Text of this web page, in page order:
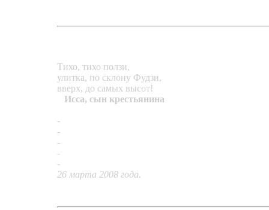
Тихо, тихо ползи,
улитка, по склону Фудзи,
вверх, до самых высот!
Исса, сын крестьянина
-
-
-
-
-
26 марта 2008 года.